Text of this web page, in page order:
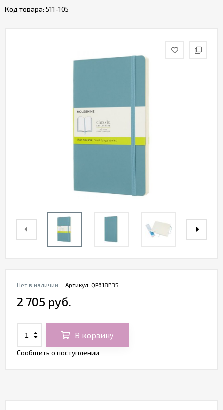
Код товара: 511-105
Артикул: QP618B35
Нет в наличии
2 705 руб.
В корзину
Сообщить о поступлении